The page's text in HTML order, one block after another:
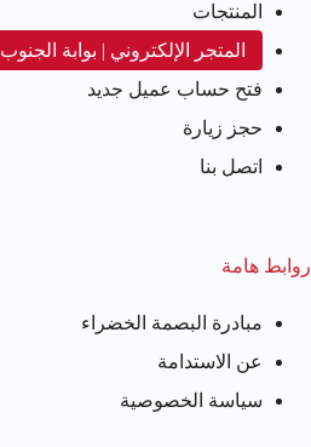
المنتجات
المتجر الإلكتروني | بوابة الجنوب
فتح حساب عميل جديد
حجز زيارة
اتصل بنا
روابط هامة
مبادرة البصمة الخضراء
عن الاستدامة
سياسة الخصوصية